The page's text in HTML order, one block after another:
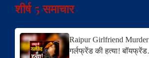
शीर्ष 5 समाचार
Raipur Girlfriend Murder
गर्लफ्रेंड की हत्या!